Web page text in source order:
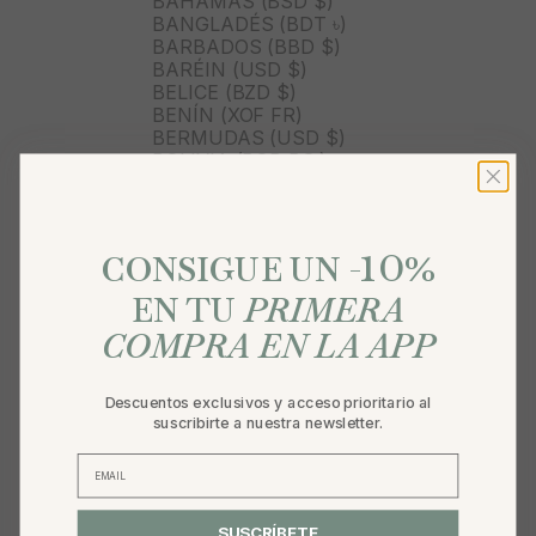
BANGLADÉS (BDT ৳)
BARBADOS (BBD $)
BARÉIN (USD $)
BELICE (BZD $)
BENÍN (XOF FR)
BERMUDAS (USD $)
BOLIVIA (BOB BS.)
BRASIL (BRL R$)
BRUNÉI (BND $)
BULGARIA (EUR €)
BURKINA FASO (XOF FR)
BURUNDI (BIF FR)
BUTÁN (USD $)
CABO VERDE (CVE $)
CAMBOYA (KHR ៛)
CAMERÚN (XAF CFA)
CARIBE NEERLANDÉS (USD
CONSIGUE UN -10%
EN TUPRIMERA
COMPRA EN LA APP
Descuentos exclusivos y acceso prioritario al
suscribirte a nuestra newsletter.
SUSCRÍBETE